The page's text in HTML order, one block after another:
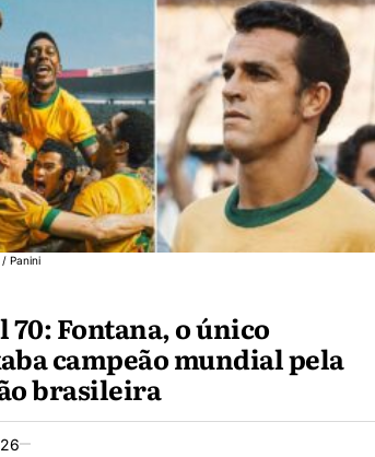
Panini
70: Fontana, o único
campeão mundial pela
brasileira